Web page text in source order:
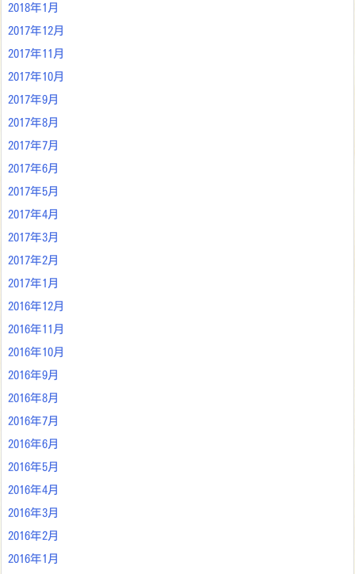
2018年1月
2017年12月
2017年11月
2017年10月
2017年9月
2017年8月
2017年7月
2017年6月
2017年5月
2017年4月
2017年3月
2017年2月
2017年1月
2016年12月
2016年11月
2016年10月
2016年9月
2016年8月
2016年7月
2016年6月
2016年5月
2016年4月
2016年3月
2016年2月
2016年1月